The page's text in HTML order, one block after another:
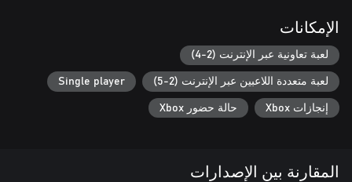
الإمكانات
لعبة تعاونية عبر الإنترنت (2-4)
لعبة متعددة اللاعبين عبر الإنترنت (2-5) Single player
إنجازات Xbox حالة حضور Xbox
المقارنة بين الإصدارات